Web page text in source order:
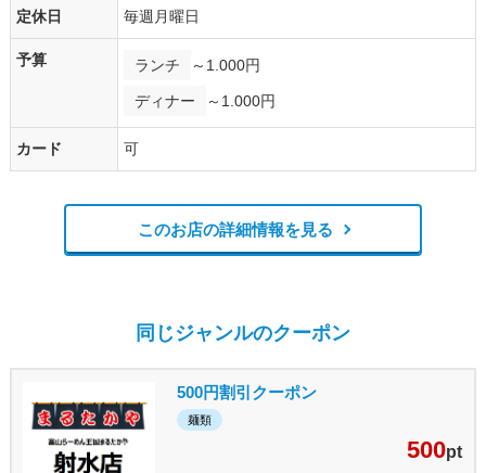
定休日 毎週月曜日
予算 ランチ ～1.000円
ディナー ～1.000円
カード 可
このお店の詳細情報を見る
同じジャンルのクーポン
500円割引クーポン
麺類
500pt